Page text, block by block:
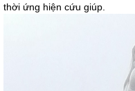
thời ứng hiện cứu giúp.